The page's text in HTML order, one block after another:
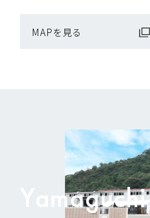
MAPを見る
Yamaguchi